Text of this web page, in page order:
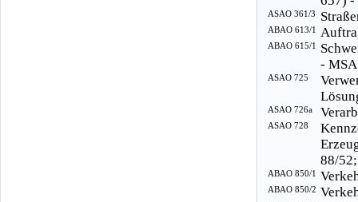
ASAO 361/3
ABAO 613/1
ABAO 615/1
-
ASAO 725
ASAO 726a
ASAO 728
88/
ABAO 850/1
ABAO 850/2